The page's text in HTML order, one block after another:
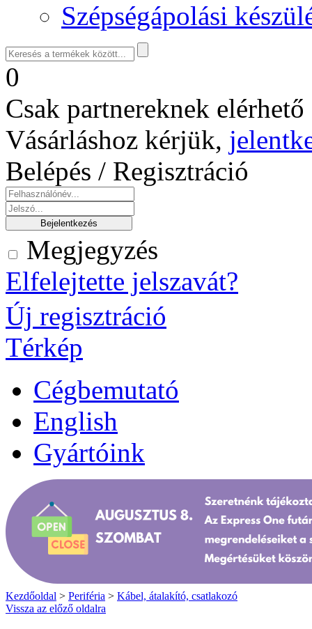
Szépségápolási
0
Csak partnereknek
Vásárláshoz kérjük,
Belépés / Regisztráció
Megjegyzés
Elfelejtette jelszavát?
Új regisztráció
Térkép
Cégbemutató
English
Gyártóink
Kezdőoldal > Periféria > Kábel, átalakító, csatlakozó
Vissza az előző oldalra